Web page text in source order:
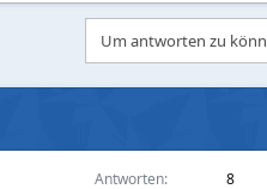
Um antworten zu
Antworten
8